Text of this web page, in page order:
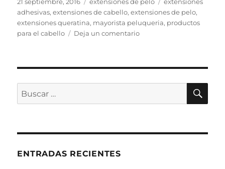
el
adhesivas,extensiones de cabello,extensiones de pelo,
extensiones queratina, mayorista peluqueria, productos
para el cabello
Deja un comentarioen
extensiones?
Buscar
por:
ENTRADAS RECIENTES